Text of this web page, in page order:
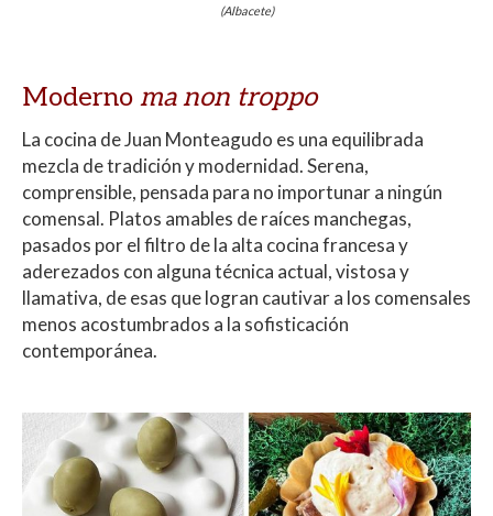
(Albacete)
Moderno ma non troppo
La cocina de Juan Monteagudo es una equilibrada
mezcla de tradición y modernidad. Serena,
comprensible, pensada para no importunar a ningún
comensal. Platos amables de raíces manchegas,
pasados por el filtro de la alta cocina francesa y
aderezados con alguna técnica actual, vistosa y
llamativa, de esas que logran cautivar a los comensales
menos acostumbrados a la sofisticación
contemporánea.